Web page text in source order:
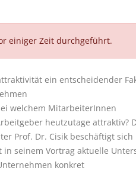
einiger Zeit durchgeführt.
ein entscheidender
welchem MitarbeiterInnen
heutzutage attraktiv?
Prof. Dr. Cisik beschäftigt sich
seinem Vortrag aktuelle
konkret